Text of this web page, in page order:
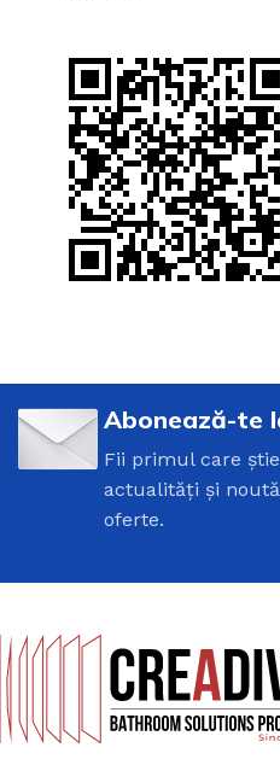
Abonează-te
Fii primul care
actualități și
oferte.